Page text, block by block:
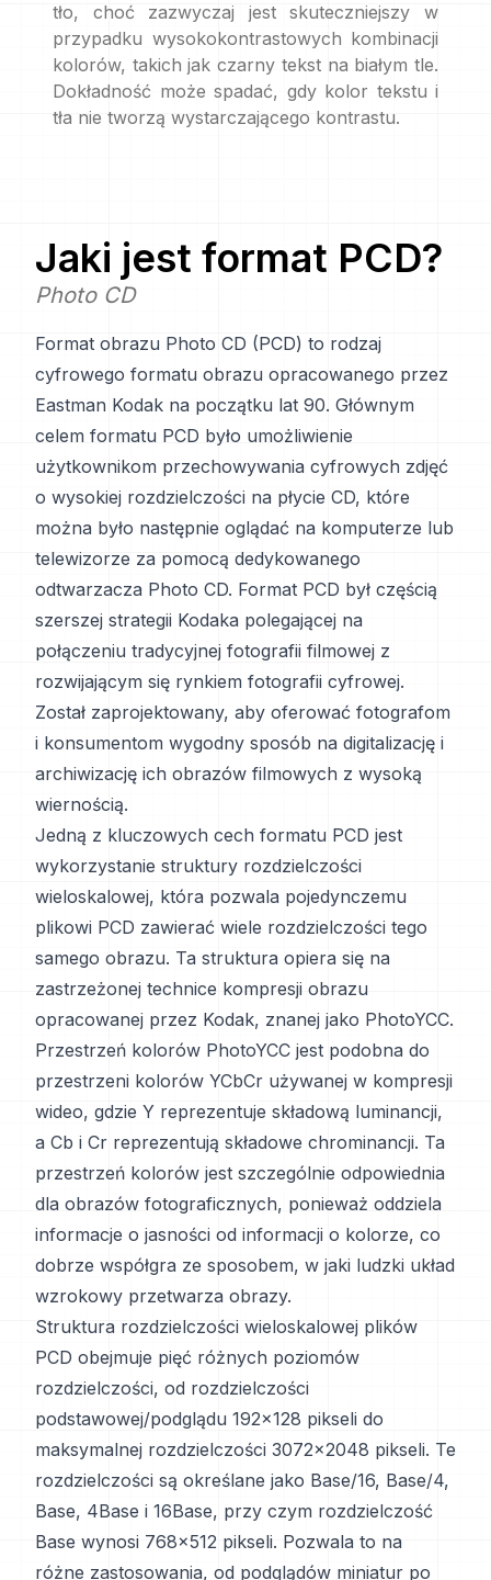
tło, choć zazwyczaj jest skuteczniejszy w
przypadku wysokokontrastowych kombinacji
kolorów, takich jak czarny tekst na białym tle.
Dokładność może spadać, gdy kolor tekstu i
tła nie tworzą wystarczającego kontrastu.
Jaki jest format PCD?
Photo CD
Format obrazu Photo CD (PCD) to rodzaj
cyfrowego formatu obrazu opracowanego przez
Eastman Kodak na początku lat 90. Głównym
celem formatu PCD było umożliwienie
użytkownikom przechowywania cyfrowych zdjęć
o wysokiej rozdzielczości na płycie CD, które
można było następnie oglądać na komputerze lub
telewizorze za pomocą dedykowanego
odtwarzacza Photo CD. Format PCD był częścią
szerszej strategii Kodaka polegającej na
połączeniu tradycyjnej fotografii filmowej z
rozwijającym się rynkiem fotografii cyfrowej.
Został zaprojektowany, aby oferować fotografom
i konsumentom wygodny sposób na digitalizację i
archiwizację ich obrazów filmowych z wysoką
wiernością.
Jedną z kluczowych cech formatu PCD jest
wykorzystanie struktury rozdzielczości
wieloskalowej, która pozwala pojedynczemu
plikowi PCD zawierać wiele rozdzielczości tego
samego obrazu. Ta struktura opiera się na
zastrzeżonej technice kompresji obrazu
opracowanej przez Kodak, znanej jako PhotoYCC.
Przestrzeń kolorów PhotoYCC jest podobna do
przestrzeni kolorów YCbCr używanej w kompresji
wideo, gdzie Y reprezentuje składową luminancji,
a Cb i Cr reprezentują składowe chrominancji. Ta
przestrzeń kolorów jest szczególnie odpowiednia
dla obrazów fotograficznych, ponieważ oddziela
informacje o jasności od informacji o kolorze, co
dobrze współgra ze sposobem, w jaki ludzki układ
wzrokowy przetwarza obrazy.
Struktura rozdzielczości wieloskalowej plików
PCD obejmuje pięć różnych poziomów
rozdzielczości, od rozdzielczości
podstawowej/podglądu 192x128 pikseli do
maksymalnej rozdzielczości 3072x2048 pikseli. Te
rozdzielczości są określane jako Base/16, Base/4,
Base, 4Base i 16Base, przy czym rozdzielczość
Base wynosi 768x512 pikseli. Pozwala to na
różne zastosowania, od podglądów miniatur po